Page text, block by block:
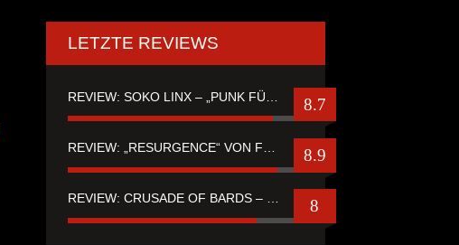
LETZTE REVIEWS
8.7
REVIEW: „RESURGENCE“ VON FUTURE PALACE 8.9
REVIEW: CRUSADE OF BARDS – “TALES OF DISTANT WORLDS“ 8